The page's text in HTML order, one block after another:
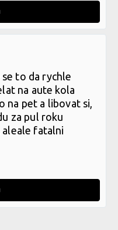
to da rychle
na aute kola
na pet a libovat si,
za pul roku
aleale fatalni